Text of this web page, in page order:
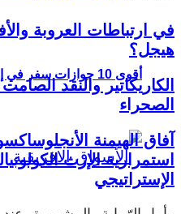
أقوى 10 جوازات سفر في إفريقيا لعام 2026
في ارتباطات العروبة
هيجل؟
الكاريكاتير والنقد
الصحراء
آفاق الهيمنة
استمرارية الإرث
الإستراتيجي